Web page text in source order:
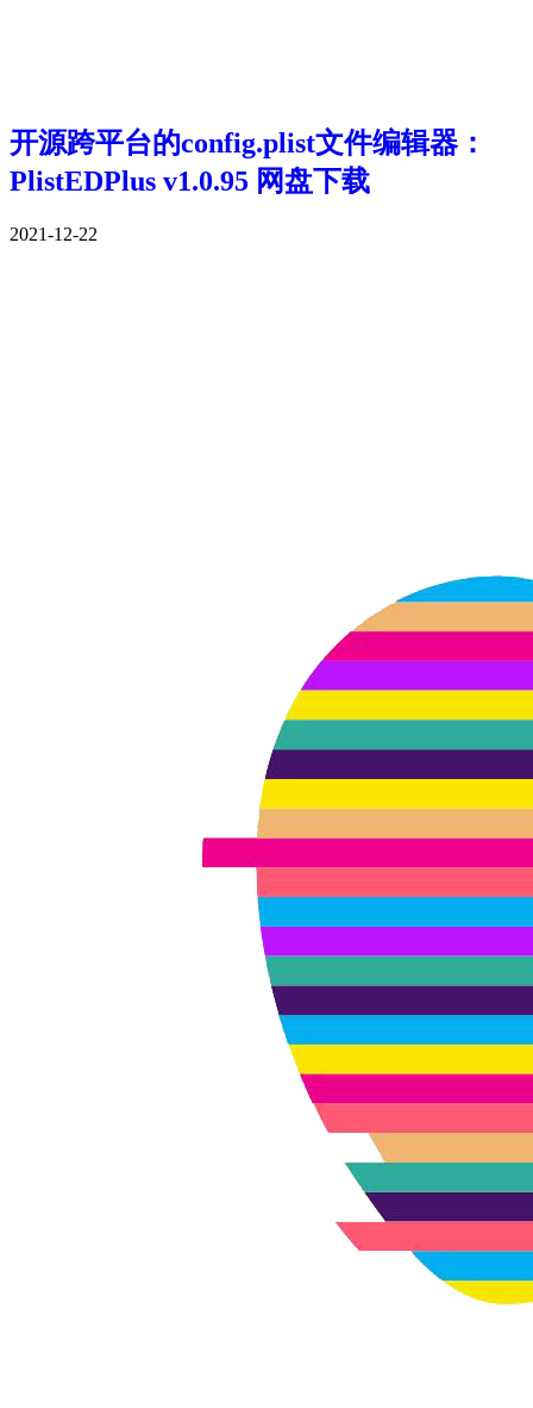
开源跨平台的config.plist文件编辑器：
PlistEDPlus v1.0.95 网盘下载
2021-12-22